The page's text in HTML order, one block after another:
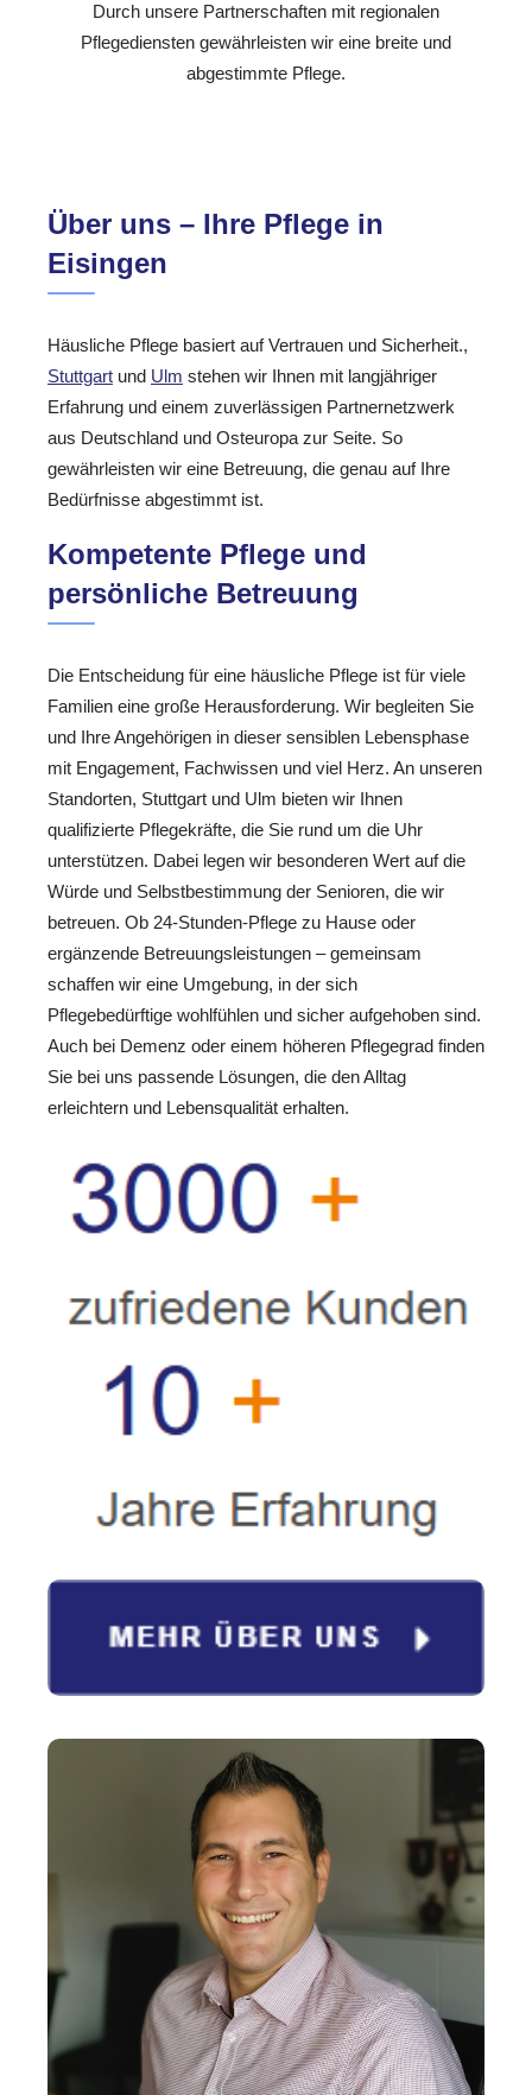
Durch unsere Partnerschaften mit regionalen
Pflegediensten gewährleisten wir eine breite und
abgestimmte Pflege.
Über uns – Ihre Pflege in
Eisingen
Häusliche Pflege basiert auf Vertrauen und Sicherheit.,
Stuttgart und Ulm stehen wir Ihnen mit langjähriger
Erfahrung und einem zuverlässigen Partnernetzwerk
aus Deutschland und Osteuropa zur Seite. So
gewährleisten wir eine Betreuung, die genau auf Ihre
Bedürfnisse abgestimmt ist.
Kompetente Pflege und
persönliche Betreuung
Die Entscheidung für eine häusliche Pflege ist für viele
Familien eine große Herausforderung. Wir begleiten Sie
und Ihre Angehörigen in dieser sensiblen Lebensphase
mit Engagement, Fachwissen und viel Herz. An unseren
Standorten, Stuttgart und Ulm bieten wir Ihnen
qualifizierte Pflegekräfte, die Sie rund um die Uhr
unterstützen. Dabei legen wir besonderen Wert auf die
Würde und Selbstbestimmung der Senioren, die wir
betreuen. Ob 24-Stunden-Pflege zu Hause oder
ergänzende Betreuungsleistungen – gemeinsam
schaffen wir eine Umgebung, in der sich
Pflegebedürftige wohlfühlen und sicher aufgehoben sind.
Auch bei Demenz oder einem höheren Pflegegrad finden
Sie bei uns passende Lösungen, die den Alltag
erleichtern und Lebensqualität erhalten.